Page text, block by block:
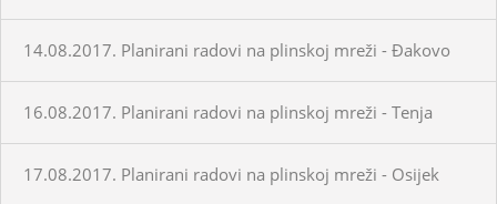
14.08.2017. Planirani radovi na plinskoj mreži - Đakovo
16.08.2017. Planirani radovi na plinskoj mreži - Tenja
17.08.2017. Planirani radovi na plinskoj mreži - Osijek